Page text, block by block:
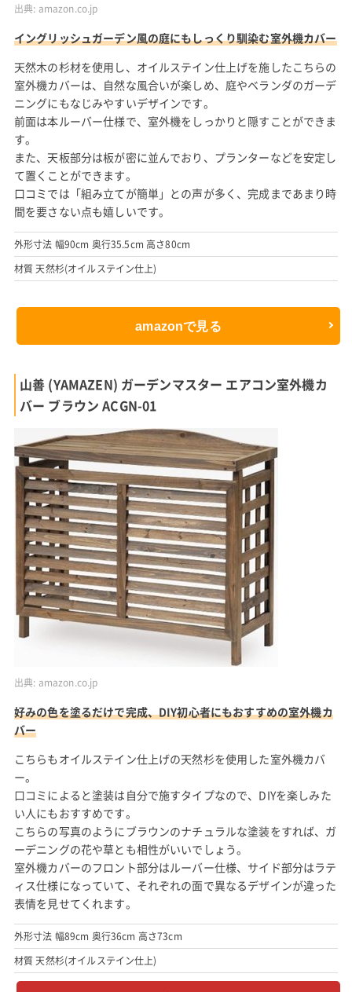
出典: amazon.co.jp
イングリッシュガーデン風の庭にもしっくり馴染む室外機カバー
天然木の杉材を使用し、オイルステイン仕上げを施したこちらの
室外機カバーは、自然な風合いが楽しめ、庭やベランダのガーデ
ニングにもなじみやすいデザインです。
前面は本ルーバー仕様で、室外機をしっかりと隠すことができま
す。
また、天板部分は板が密に並んでおり、プランターなどを安定し
て置くことができます。
口コミでは「組み立てが簡単」との声が多く、完成まであまり時
間を要さない点も嬉しいです。
外形寸法 幅90cm 奥行35.5cm 高さ80cm
材質 天然杉(オイルステイン仕上)
amazonで見る
山善 (YAMAZEN) ガーデンマスター エアコン室外機カ
バー ブラウン ACGN-01
出典: amazon.co.jp
好みの色を塗るだけで完成、DIY初心者にもおすすめの室外機カ
バー
こちらもオイルステイン仕上げの天然杉を使用した室外機カバ
ー。
口コミによると塗装は自分で施すタイプなので、DIYを楽しみた
い人にもおすすめです。
こちらの写真のようにブラウンのナチュラルな塗装をすれば、ガ
ーデニングの花や草とも相性がいいでしょう。
室外機カバーのフロント部分はルーバー仕様、サイド部分はラテ
ィス仕様になっていて、それぞれの面で異なるデザインが違った
表情を見せてくれます。
外形寸法 幅89cm 奥行36cm 高さ73cm
材質 天然杉(オイルステイン仕上)